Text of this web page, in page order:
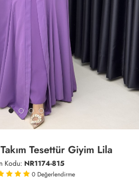
Tesettür Giyim Lila
Kodu: NR1174-815
0 Değerlendirme